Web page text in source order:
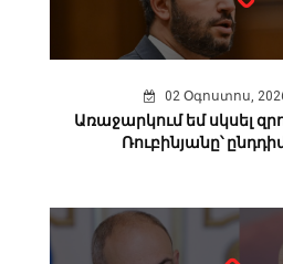
02 Օգոստոս,
Առաջարկում եմ սկսել
Ռուբինյանը՝